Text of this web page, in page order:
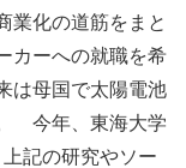
業化の道筋をまと
カーへの就職を希
は母国で太陽電池
今年、東海大学
記の研究やソー